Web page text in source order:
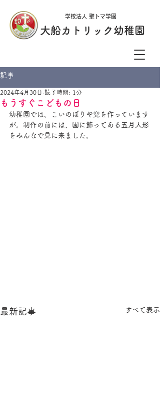
学校法人 聖トマ学園
大船カトリック幼稚園
記事
もうすぐこどもの日
2024年4月30日 読了時間: 1分
幼稚園では、こいのぼりや兜を作っています
が。制作の前には、園に飾ってある五月人形
をみんなで見に来ました。
最新記事 すべて表示